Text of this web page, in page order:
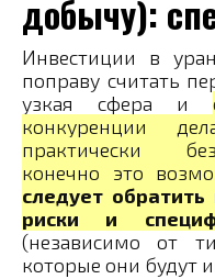
добычу):
Инвестиции в
поправу считать
узкая сфера и
конкуренции
практически
конечно это
следует
риски и
(независимо от
которые они будут